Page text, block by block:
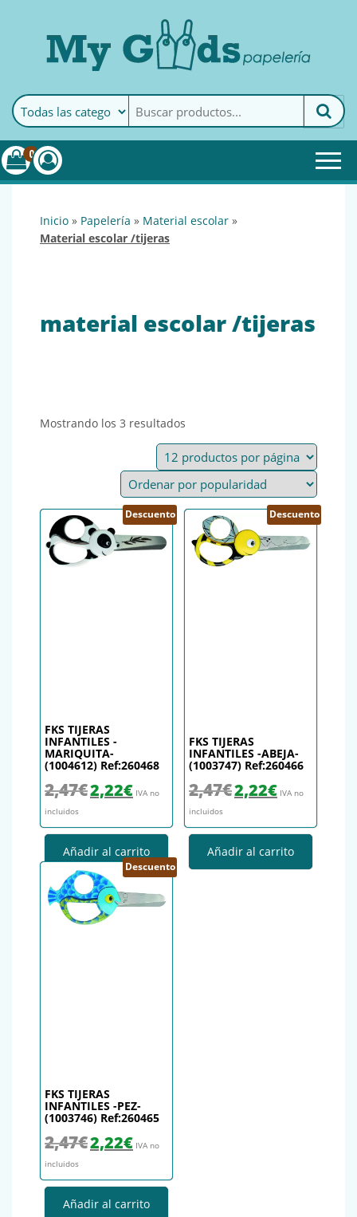
MyGoods · PapeleríaMy Goods es tu papelería
online de confianza. Podrás
encontrar todo lo necesario
0
inicio » papelería » material escolar »
material escolar /tijeras
material escolar /tijeras
Mostrando los 3 resultados
Descuento
FKS TIJERAS
INFANTILES -
MARIQUITA-
(1004612) Ref:260468
2,47€El precio original era: 2,47€.
2,22€El precio actual es: 2,22€.
IVA no
incluidos
Añadir al carrito
Descuento
FKS TIJERAS
INFANTILES -ABEJA-
(1003747) Ref:260466
2,47€El precio original era: 2,47€.
2,22€El precio actual
IVA no
incluidos
Añadir al carrito
Descuento
FKS TIJERAS
INFANTILES -PEZ-
(1003746) Ref:260465
2,47€El precio original era: 2,47€.
2,22€El precio actual es: 2,22€.
IVA no
incluidos
Añadir al carrito